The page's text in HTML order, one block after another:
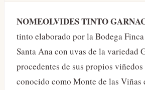
NOMEOLVIDES TINTO
tinto elaborado por la Bodega
Santa Ana con uvas de la variedad
procedentes de sus propios
conocido como Monte de las Viñas